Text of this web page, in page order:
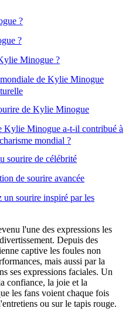
?
?
Minogue ?
de Kylie Minogue
de Kylie Minogue
Kylie Minogue a-t-il contribué à
mondial ?
sourire de célébrité
de sourire avancée
sourire inspiré par les
l'une des expressions les
Depuis des
captive les foules non
mais aussi par la
ses expressions faciales. Un
confiance, la joie et la
les fans voient chaque fois
ou sur le tapis rouge.